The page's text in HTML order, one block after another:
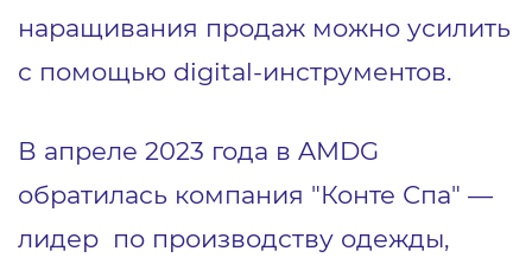
наращивания продаж можно усилить
с помощью digital-инструментов.
В апреле 2023 года в AMDG
обратилась компания "Конте Спа" —
лидер по производству одежды,